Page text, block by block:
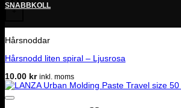
+
SNABBKOLL
Hårsnoddar
Hårsnodd liten spiral – Ljusrosa
10.00 kr inkl. moms